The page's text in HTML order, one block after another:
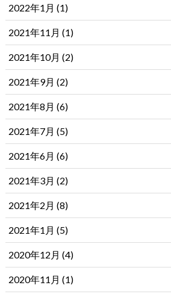
2022年1月 (1)
2021年11月 (1)
2021年10月 (2)
2021年9月 (2)
2021年8月 (6)
2021年7月 (5)
2021年6月 (6)
2021年3月 (2)
2021年2月 (8)
2021年1月 (5)
2020年12月 (4)
2020年11月 (1)